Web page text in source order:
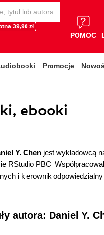
39,90 zł
POMOC
Promocje
ebooki
Y. Chen jest wykładowcą
RStudio PBC.
i kierownik
autora: Daniel Y.